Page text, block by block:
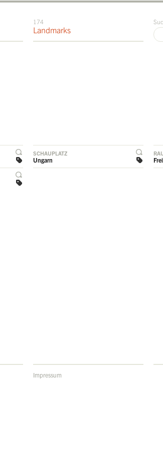
174
Landmarks
SCHAUPLATZ
Ungarn
Impressum